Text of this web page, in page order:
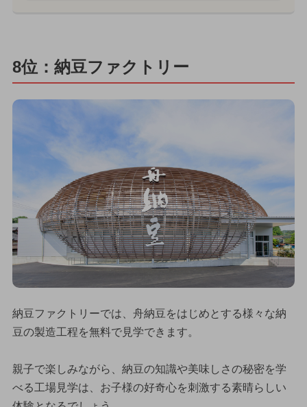
8位：納豆ファクトリー
納豆ファクトリーでは、舟納豆をはじめとする様々な納
豆の製造工程を無料で見学できます。
親子で楽しみながら、納豆の知識や美味しさの秘密を学
べる工場見学は、お子様の好奇心を刺激する素晴らしい